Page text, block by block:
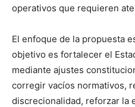
operativos que requieren
El enfoque de la propuesta
objetivo es fortalecer el
mediante ajustes
corregir vacíos normativos,
discrecionalidad, reforzar la